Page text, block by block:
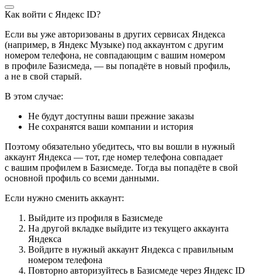
Как войти с Яндекс ID?
Если вы уже авторизованы в других сервисах Яндекса
(например, в Яндекс Музыке) под аккаунтом с другим
номером телефона, не совпадающим с вашим номером
в профиле Базисмеда, — вы попадёте в новый профиль,
а не в свой старый.
В этом случае:
Не будут доступны ваши прежние заказы
Не сохранятся ваши компании и история
Поэтому обязательно убедитесь, что вы вошли в нужный
аккаунт Яндекса — тот, где номер телефона совпадает
с вашим профилем в Базисмеде. Тогда вы попадёте в свой
основной профиль со всеми данными.
Если нужно сменить аккаунт:
Выйдите из профиля в Базисмеде
На другой вкладке выйдите из текущего аккаунта
Яндекса
Войдите в нужный аккаунт Яндекса с правильным
номером телефона
Повторно авторизуйтесь в Базисмеде через Яндекс ID